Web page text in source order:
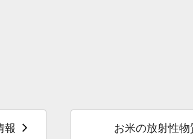
報 お米の放射性物